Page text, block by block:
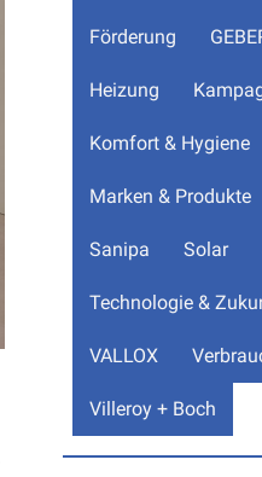
Förderung
Heizung
Komfort & Hygiene
Marken & Produkte
Sanipa Solar
Technologie &
VALLOX
Villeroy + Boch